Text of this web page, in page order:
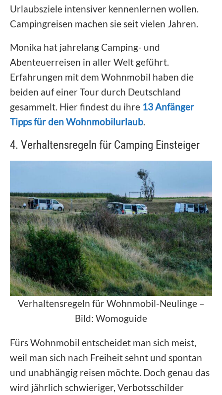
Urlaubsziele intensiver kennenlernen wollen.
Campingreisen machen sie seit vielen Jahren.
Monika hat jahrelang Camping- und
Abenteuerreisen in aller Welt geführt.
Erfahrungen mit dem Wohnmobil haben die
beiden auf einer Tour durch Deutschland
gesammelt. Hier findest du ihre 13 Anfänger
Tipps für den Wohnmobilurlaub
4. Verhaltensregeln für Camping Einsteiger
Verhaltensregeln für Wohnmobil-Neulinge –
Bild: Womoguide
Fürs Wohnmobil entscheidet man sich meist,
weil man sich nach Freiheit sehnt und spontan
und unabhängig reisen möchte. Doch genau das
wird jährlich schwieriger, Verbotsschilder